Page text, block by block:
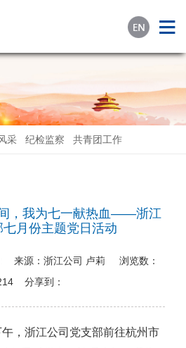
采 纪检监察 共青团工作
，我为七一献热血——浙江
月份主题党日活动
来源： 浙江公司 卢莉 浏览数：
分享到：
午，浙江公司党支部前往杭州市